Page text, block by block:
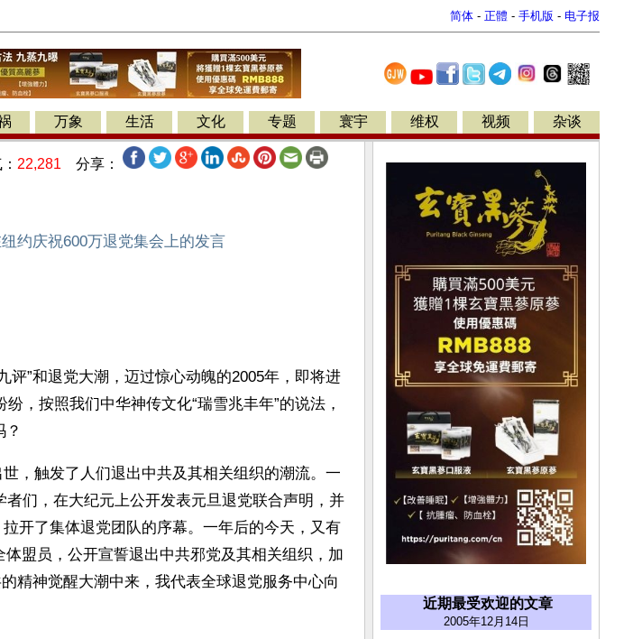
简体 - 正體 - 手机版 - 电子报
万象 生活 文化 专题 寰宇 维权 视频 杂谈
22,281 分享：
约庆祝600万退党集会上的发言
评”和退党大潮，迈过惊心动魄的2005年，即将进
，按照我们中华神传文化“瑞雪兆丰年”的说法，
，触发了人们退出中共及其相关组织的潮流。一
们，在大纪元上公开发表元旦退党联合声明，并
开了集体退党团队的序幕。一年后的今天，又有
盟员，公开宣誓退出中共邪党及其相关组织，加
精神觉醒大潮中来，我代表全球退党服务中心向
近期最受欢迎的文章
2005年12月14日